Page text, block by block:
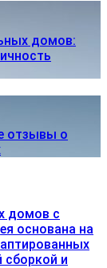
домов:
отзывы о
домов с
основана на
сборкой и